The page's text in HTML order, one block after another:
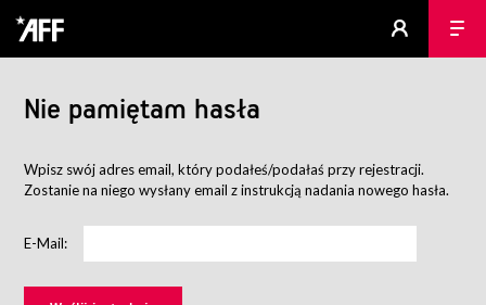
Nie pamiętam hasła
Wpisz swój adres email, który podałeś/podałaś przy rejestracji.
Zostanie na niego wysłany email z instrukcją nadania nowego hasła.
E-Mail: